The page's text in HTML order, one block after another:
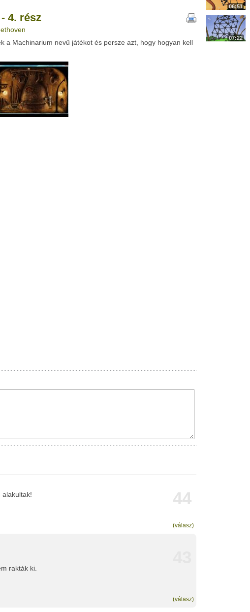
Üzenet (opcionális):
Google
sem.
között!
4. rész
a Machinarium nevű játékot és persze azt, hogy hogyan kell
44
alakultak!
(válasz)
rakták ki.
(válasz)
06:51
07:22